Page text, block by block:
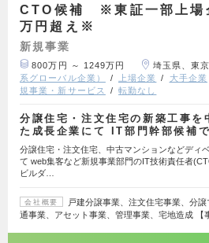
CTO候補 ※東証一部上場
万円超え※
新規事業
800万円 ～ 1249万円 埼玉県、東
系グローバル企業）
上場企業 大手企業
規事業・新サービス
転勤なし
分譲住宅・注文住宅の新築工事を
た成長企業にて IT部門幹部候補
分譲住宅・注文住宅、中古マンションなどディ
て web集客など新規事業部門のIT技術責任者
ビルダ…
会社概要
戸建分譲事業、注文住宅事業、分
通事業、アセット事業、管理事業、宅地造成 【